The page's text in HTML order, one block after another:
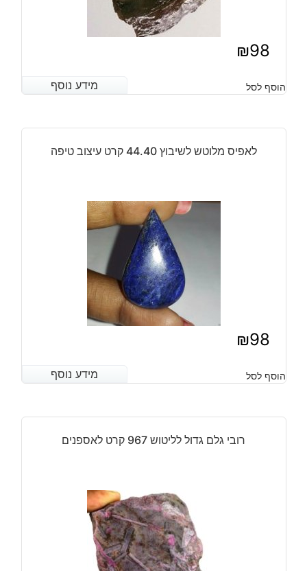
₪98
מידע נוסף הוסף לסל מידע נוסף
לאפיס מלוטש לשיבוץ 44.40 קרט עיצוב טיפה
₪98
מידע נוסף הוסף לסל מידע נוסף
רובי גלם גדול לליטוש 967 קרט לאספנים